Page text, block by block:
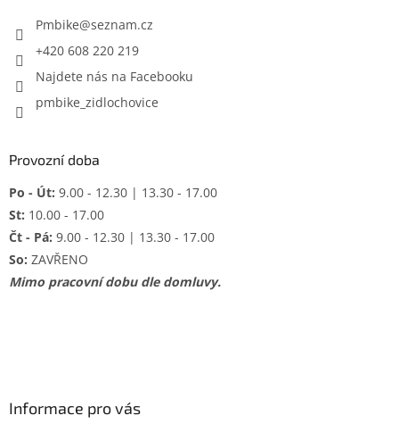
Pmbike@seznam.cz
+420 608 220 219
Najdete nás na Facebooku
pmbike_zidlochovice
Provozní doba
Po - Út: 9.00 - 12.30 | 13.30 - 17.00
St: 10.00 - 17.00
Čt - Pá: 9.00 - 12.30 | 13.30 - 17.00
So: ZAVŘENO
Mimo pracovní dobu dle domluvy.
Informace pro vás